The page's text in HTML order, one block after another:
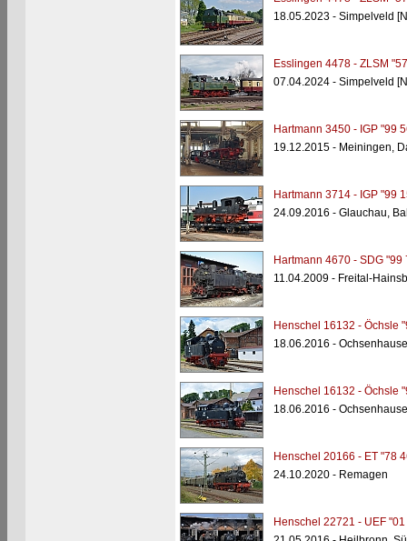
18.05.2023 - Simpelveld
Esslingen 4478 - ZLSM
07.04.2024 - Simpelveld
Hartmann 3450 - IGP "99
19.12.2015 - Meiningen,
Hartmann 3714 - IGP "99
24.09.2016 - Glauchau,
Hartmann 4670 - SDG "99
11.04.2009 - Freital-
Henschel 16132 - Öchsle
18.06.2016 -
Henschel 16132 - Öchsle
18.06.2016 -
Henschel 20166 - ET "78
24.10.2020 - Remagen
Henschel 22721 - UEF